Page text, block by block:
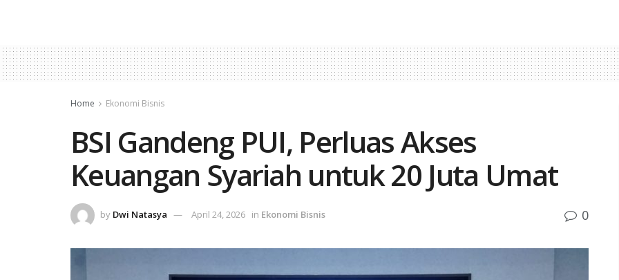
Home Ekonomi Bisnis
BSI Gandeng PUI, Perluas Akses
Keuangan Syariah untuk 20 Juta Umat
by Dwi Natasya April 24, 2026 in Ekonomi Bisnis 0